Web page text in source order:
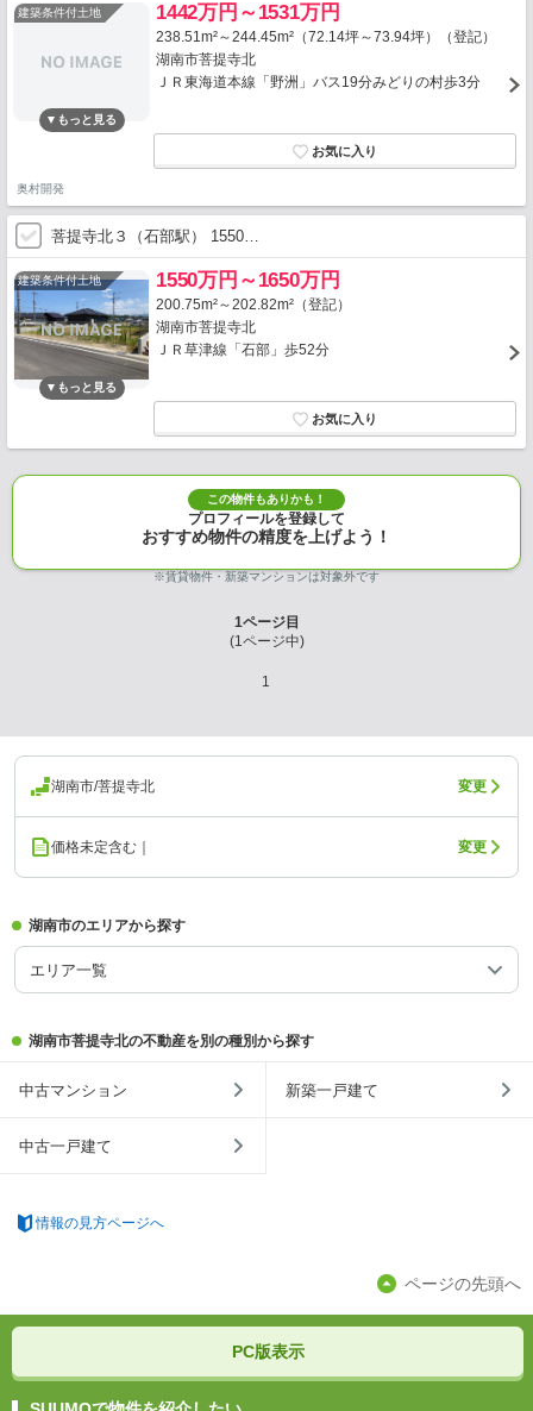
建築条件付土地 1442万円～1531万円
238.51m²～244.45m²（72.14坪～73.94坪）（登記）
湖南市菩提寺北
ＪＲ東海道本線「野洲」バス19分みどりの村歩3分
奥村開発
菩提寺北３（石部駅） 1550…
建築条件付土地 1550万円～1650万円
200.75m²～202.82m²（登記）
湖南市菩提寺北
ＪＲ草津線「石部」歩52分
この物件もありかも！
プロフィールを登録して
おすすめ物件の精度を上げよう！
※賃貸物件・新築マンションは対象外です
1ページ目
(1ページ中)
1
湖南市/菩提寺北 変更
価格未定含む｜ 変更
湖南市のエリアから探す
エリア一覧
湖南市菩提寺北の不動産を別の種別から探す
中古マンション 新築一戸建て
中古一戸建て
情報の見方ページへ
ページの先頭へ
PC版表示